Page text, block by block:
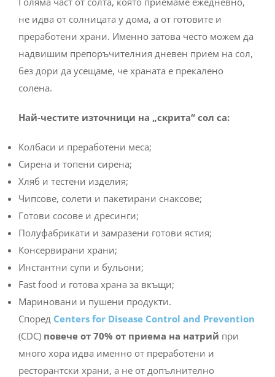
не идва от солницата у дома, а от готовите и
преработени храни. Именно затова често можем да
надвишим препоръчителния дневен прием на сол,
без дори да усещаме, че храната е прекалено
солена.
Най-честите източници на „скрита“ сол са:
Колбаси и преработени меса;
Сирена и топени сирена;
Хляб и тестени изделия;
Чипсове, солети и пакетирани снаксове;
Готови сосове и дресинги;
Полуфабрикати и замразени готови ястия;
Консервирани храни;
Инстантни супи и бульони;
Fast food и готова храна за вкъщи;
Мариновани и пушени продукти.
Според Centers for Disease Control and Prevention
(CDC) повече от 70% от приема на натрий при
много хора идва именно от преработени и
ресторантски храни, а не от допълнително